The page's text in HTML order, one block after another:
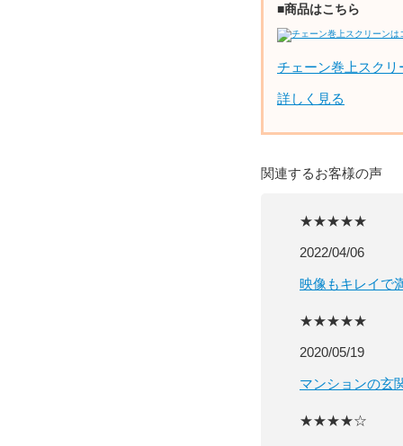
■商品はこちら
チェーン巻上スクリ
詳しく見る
関連するお客様の声
★★★★★
2022/04/06
映像もキレイで
★★★★★
2020/05/19
マンションの玄
★★★★☆